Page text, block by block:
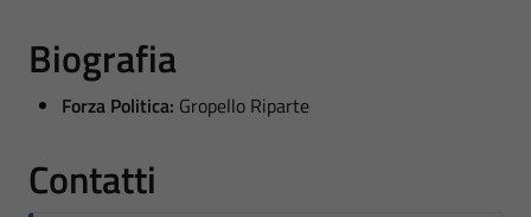
Biografia
Forza Politica: Gropello Riparte
Contatti